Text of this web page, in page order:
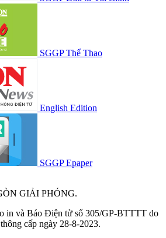
SGGP Thể Thao
English Edition
SGGP Epaper
GIẢI PHÓNG.
in và Báo Điện tử số 305/GP-BTTTT do
cấp ngày 28-8-2023.